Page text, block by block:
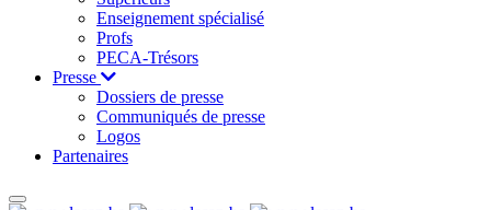
Enseignement spécialisé
Profs
PECA-Trésors
Presse
Dossiers de presse
Communiqués de presse
Logos
Partenaires